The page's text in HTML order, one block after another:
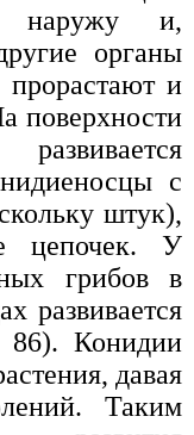
наружу и,
органы
прорастают и
поверхности
с
штук),
цепочек. У
грибов в
развивается
86). Конидии
давая
Таким